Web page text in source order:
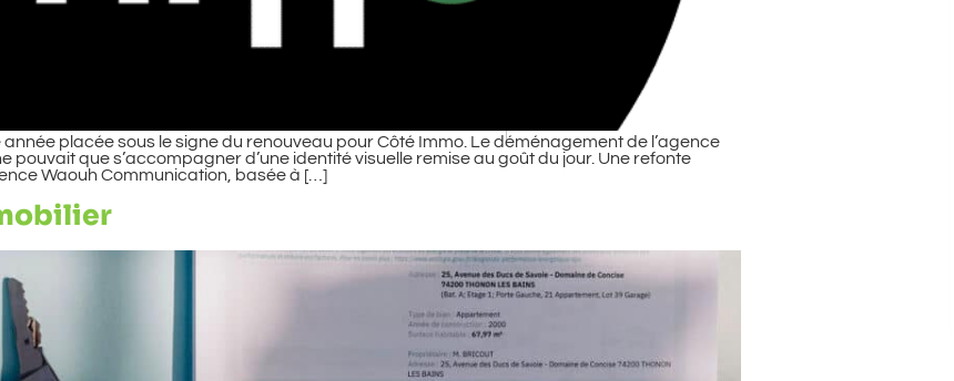
placée sous le signe du renouveau pour Côté Immo. Le déménagement de l’agence
pouvait que s’accompagner d’une identité visuelle remise au goût du jour. Une refonte
Waouh Communication, basée à […]